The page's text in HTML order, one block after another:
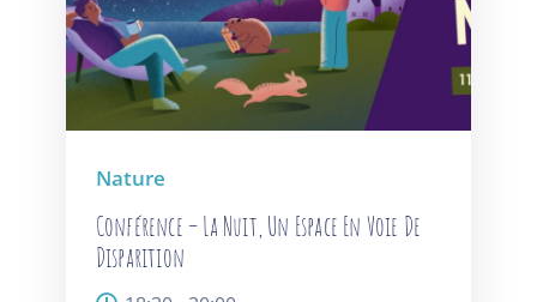
Nature
Conférence – La Nuit, Un Espace En Voie De
Disparition